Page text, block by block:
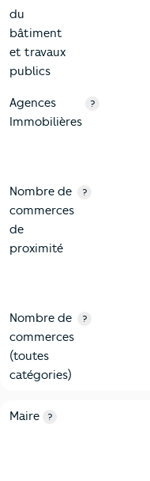
du
bâtiment
et travaux
publics
Agences
Immobilières
?
Nombre de
commerces
de
proximité
?
Nombre de
commerces
(toutes
catégories)
?
6-Politique
Critères
Maire ?